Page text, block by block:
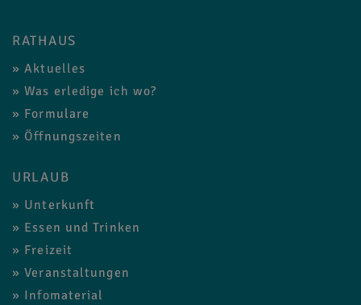
RATHAUS
Aktuelles
Was erledige ich wo?
Formulare
Öffnungszeiten
URLAUB
Unterkunft
Essen und Trinken
Freizeit
Veranstaltungen
Infomaterial